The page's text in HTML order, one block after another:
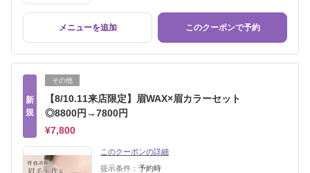
メニューを追加 このクーポンで予約
新
規
その他
【8/10.11来店限定】眉WAX×眉カラーセット
◎8800円→7800円
¥7,800
このクーポンの詳細
提示条件： 予約時